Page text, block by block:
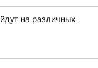
на различных